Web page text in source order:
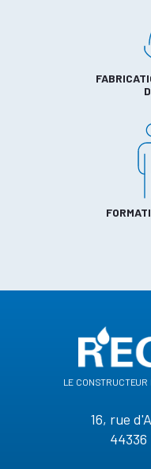
le constructeur
16, rue
44336